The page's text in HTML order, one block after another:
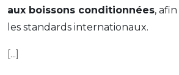
aux boissons conditionnées,
les standards internationaux.
[...]